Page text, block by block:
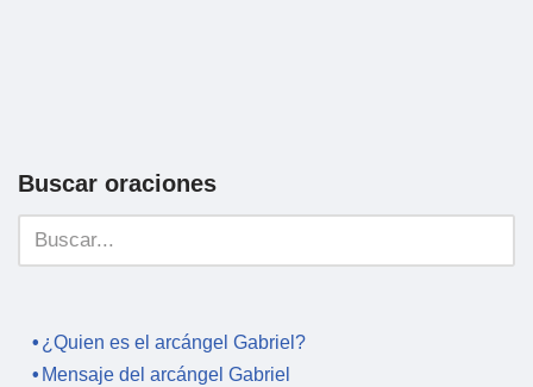
Buscar oraciones
¿Quien es el arcángel Gabriel?
Mensaje del arcángel Gabriel